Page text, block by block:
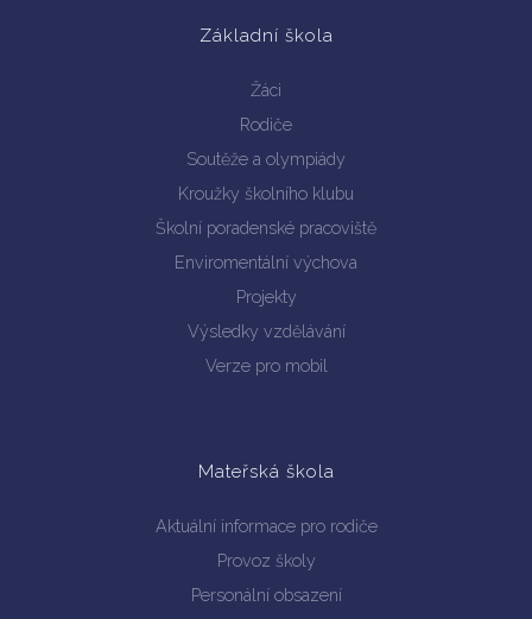
Vyhledávání na webu
Základní škola
Žáci
Rodiče
Soutěže a olympiády
Kroužky školního klubu
Školní poradenské pracoviště
Enviromentální výchova
Projekty
Výsledky vzdělávání
Verze pro mobil
Mateřská škola
Aktuální informace pro rodiče
Provoz školy
Personální obsazení